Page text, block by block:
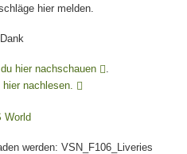
hier melden.
hier nachschauen
.
hier nachlesen.
World
werden: VSN_F106_Liveries